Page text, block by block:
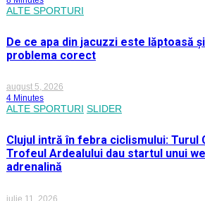
ALTE SPORTURI
De ce apa din jacuzzi este lăptoasă
problema corect
august 5, 2026
4 Minutes
ALTE SPORTURI SLIDER
Clujul intră în febra ciclismului: Turul
Trofeul Ardealului dau startul unui
adrenalină
iulie 11, 2026